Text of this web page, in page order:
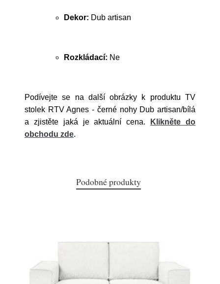
Dekor: Dub artisan
Rozkládací: Ne
Podívejte se na další obrázky k produktu TV
stolek RTV Agnes - černé nohy Dub artisan/bílá
a zjistěte jaká je aktuální cena.
Klikněte do
obchodu zde.
Podobné produkty